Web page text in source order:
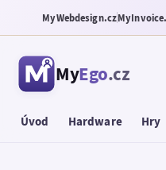
MyWebdesign.cz
MyEgo.cz
Úvod Hardware Hry